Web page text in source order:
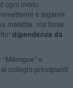
ogni modo
e legarmi
malattia, ma forse
dipendenza da
e
colleghi principianti